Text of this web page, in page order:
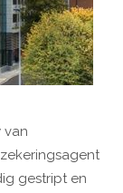
van
gestript en